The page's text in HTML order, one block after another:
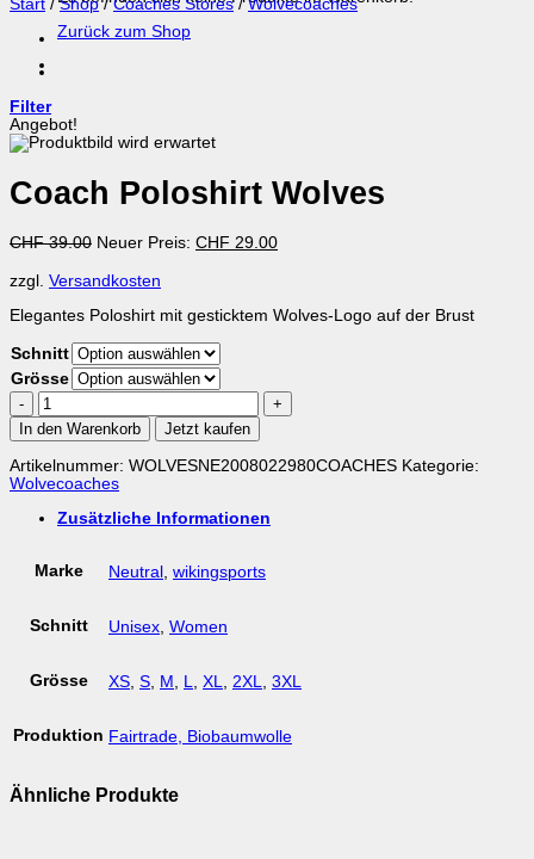
Zurück zum Shop
Start / Shop / Coaches Stores / Wolvecoaches
Filter
Angebot!
Coach Poloshirt Wolves
CHF39.00 Ursprünglicher
war:
Neuer Preis: CHF 29.00Aktueller
zzgl. Versandkosten
Elegantes Poloshirt mit gesticktem Wolves-Logo auf der Brust
Schnitt
Grösse
Coach
Poloshirt
Wolves
In den Warenkorb Jetzt kaufen
Artikelnummer: WOLVESNE2008022980COACHES Kategorie:
Wolvecoaches
Zusätzliche Informationen
Marke Neutral wikingsports
Schnitt Unisex Women
Grösse XS S M XL 2XL 3XL
Produktion Fairtrade, Biobaumwolle
Ähnliche Produkte